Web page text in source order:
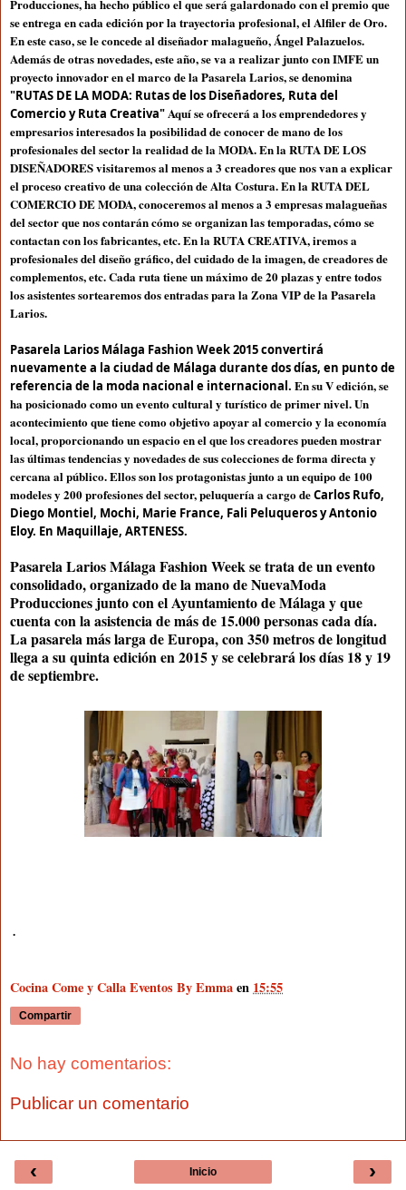
Producciones, ha hecho público el que será galardonado con el premio que
se entrega en cada edición por la trayectoria profesional, el Alfiler de Oro.
En este caso, se le concede al diseñador malagueño, Ángel Palazuelos.
Además de otras novedades, este año, se va a realizar junto con IMFE un
proyecto innovador en el marco de la Pasarela Larios, se denomina
"RUTAS DE LA MODA: Rutas de los Diseñadores, Ruta del
Comercio y Ruta Creativa"Aquí se ofrecerá a los emprendedores y
empresarios interesados la posibilidad de conocer de mano de los
profesionales del sector la realidad de la MODA. En la RUTA DE LOS
DISEÑADORES visitaremos al menos a 3 creadores que nos van a explicar
el proceso creativo de una colección de Alta Costura. En la RUTA DEL
COMERCIO DE MODA, conoceremos al menos a 3 empresas malagueñas
del sector que nos contarán cómo se organizan las temporadas, cómo se
contactan con los fabricantes, etc. En la RUTA CREATIVA, iremos a
profesionales del diseño gráfico, del cuidado de la imagen, de creadores de
complementos, etc. Cada ruta tiene un máximo de 20 plazas y entre todos
los asistentes sortearemos dos entradas para la Zona VIP de la Pasarela
Larios.
Pasarela Larios Málaga Fashion Week 2015 convertirá
nuevamente a la ciudad de Málaga durante dos días, en punto de
referencia de la moda nacional e internacional. En su V edición, se
ha posicionado como un evento cultural y turístico de primer nivel. Un
acontecimiento que tiene como objetivo apoyar al comercio y la economía
local, proporcionando un espacio en el que los creadores pueden mostrar
las últimas tendencias y novedades de sus colecciones de forma directa y
cercana al público. Ellos son los protagonistas junto a un equipo de 100
modeles y 200 profesiones del sector, peluquería a cargo deCarlos Rufo,
Diego Montiel, Mochi, Marie France, Fali Peluqueros y Antonio
Eloy. En Maquillaje, ARTENESS.
Pasarela Larios Málaga Fashion Week se trata de un evento
consolidado, organizado de la mano de NuevaModa
Producciones junto con el Ayuntamiento de Málaga y que
cuenta con la asistencia de más de 15.000 personas cada día.
La pasarela más larga de Europa, con 350 metros de longitud
llega a su quinta edición en 2015 y se celebrará los días 18 y 19
de septiembre.
.
Cocina Come y Calla Eventos By Emmaen15:55
Compartir
No hay comentarios:
Publicar un comentario
‹ ›
Inicio